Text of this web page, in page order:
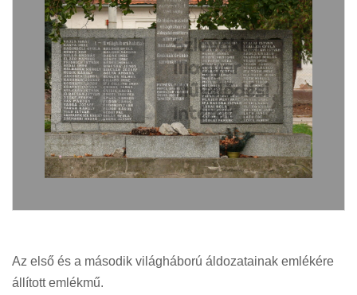
Az első és a második világháború áldozatainak emlékére
állított emlékmű.